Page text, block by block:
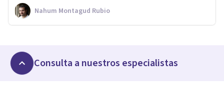
Nahum Montagud Rubio
Consulta a nuestros especialistas